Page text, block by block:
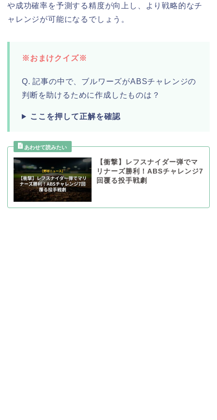
や成功確率を予測する精度が向上し、より戦略的なチ
ャレンジが可能になるでしょう。
※おまけクイズ※
Q. 記事の中で、ブルワーズがABSチャレンジの
判断を助けるために作成したものは？
ここを押して正解を確認
【衝撃】レフスナイダー弾でマ
リナーズ勝利！ABSチャレンジ7
回覆る投手戦劇